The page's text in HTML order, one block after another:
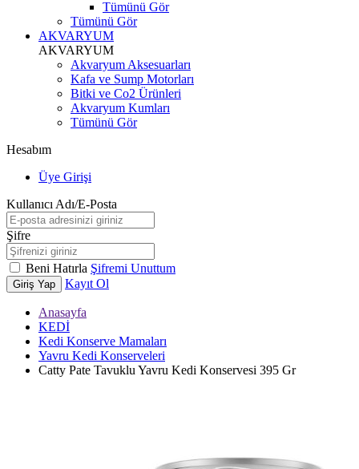
Tümünü Gör
Tümünü Gör
AKVARYUM
AKVARYUM
Akvaryum Aksesuarları
Kafa ve Sump Motorları
Bitki ve Co2 Ürünleri
Akvaryum Kumları
Tümünü Gör
Hesabım
Üye Girişi
Kullanıcı Adı/E-Posta
Şifre
Beni Hatırla Şifremi Unuttum
Giriş Yap Kayıt Ol
Anasayfa
KEDİ
Kedi Konserve Mamaları
Yavru Kedi Konserveleri
Catty Pate Tavuklu Yavru Kedi Konservesi 395 Gr